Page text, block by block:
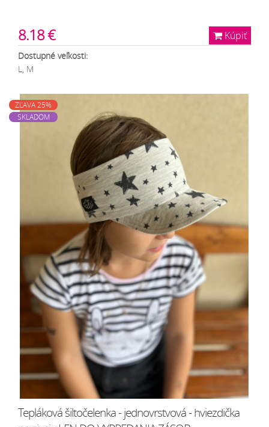
Kúpiť
8.18 €
Dostupné veľkosti:
L, M
ZĽAVA 25%
SKLADOM
Tepláková šiltočelenka - jednovrstvová - hviezdička